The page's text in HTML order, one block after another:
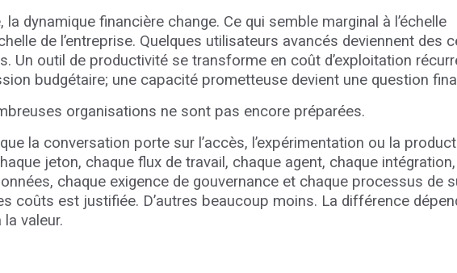
la dynamique financière change. Ce qui semble marginal à l’échelle
de l’entreprise. Quelques utilisateurs avancés deviennent des
Un outil de productivité se transforme en coût d’exploitation
budgétaire; une capacité prometteuse devient une question
organisations ne sont pas encore préparées.
la conversation porte sur l’accès, l’expérimentation ou la
jeton, chaque flux de travail, chaque agent, chaque
chaque exigence de gouvernance et chaque processus de
coûts est justifiée. D’autres beaucoup moins. La différence
la valeur.